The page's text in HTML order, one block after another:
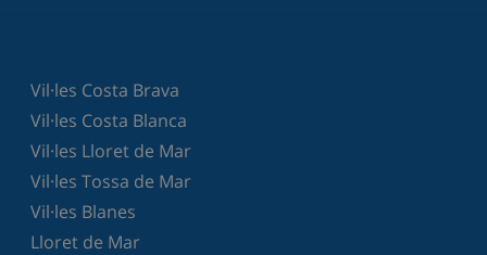
Vil·les Costa Brava
Vil·les Costa Blanca
Vil·les Lloret de Mar
Vil·les Tossa de Mar
Vil·les Blanes
Lloret de Mar